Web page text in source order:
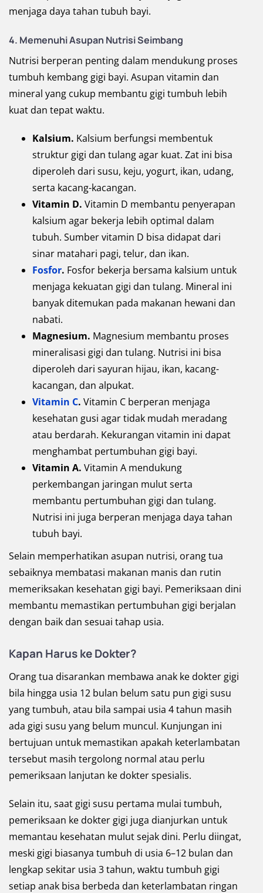
menjaga daya tahan tubuh bayi.
4. Memenuhi Asupan Nutrisi Seimbang
Nutrisi berperan penting dalam mendukung proses
tumbuh kembang gigi bayi. Asupan vitamin dan
mineral yang cukup membantu gigi tumbuh lebih
kuat dan tepat waktu.
Kalsium. Kalsium berfungsi membentuk
struktur gigi dan tulang agar kuat. Zat ini bisa
diperoleh dari susu, keju, yogurt, ikan, udang,
serta kacang-kacangan.
Vitamin D. Vitamin D membantu penyerapan
kalsium agar bekerja lebih optimal dalam
tubuh. Sumber vitamin D bisa didapat dari
sinar matahari pagi, telur, dan ikan.
Fosfor. Fosfor bekerja bersama kalsium untuk
menjaga kekuatan gigi dan tulang. Mineral ini
banyak ditemukan pada makanan hewani dan
nabati.
Magnesium. Magnesium membantu proses
mineralisasi gigi dan tulang. Nutrisi ini bisa
diperoleh dari sayuran hijau, ikan, kacang-
kacangan, dan alpukat.
Vitamin C. Vitamin C berperan menjaga
kesehatan gusi agar tidak mudah meradang
atau berdarah. Kekurangan vitamin ini dapat
menghambat pertumbuhan gigi bayi.
Vitamin A. Vitamin A mendukung
perkembangan jaringan mulut serta
membantu pertumbuhan gigi dan tulang.
Nutrisi ini juga berperan menjaga daya tahan
tubuh bayi.
Selain memperhatikan asupan nutrisi, orang tua
sebaiknya membatasi makanan manis dan rutin
memeriksakan kesehatan gigi bayi. Pemeriksaan dini
membantu memastikan pertumbuhan gigi berjalan
dengan baik dan sesuai tahap usia.
Kapan Harus ke Dokter?
Orang tua disarankan membawa anak ke dokter gigi
bila hingga usia 12 bulan belum satu pun gigi susu
yang tumbuh, atau bila sampai usia 4 tahun masih
ada gigi susu yang belum muncul. Kunjungan ini
bertujuan untuk memastikan apakah keterlambatan
tersebut masih tergolong normal atau perlu
pemeriksaan lanjutan ke dokter spesialis.
Selain itu, saat gigi susu pertama mulai tumbuh,
pemeriksaan ke dokter gigi juga dianjurkan untuk
memantau kesehatan mulut sejak dini. Perlu diingat,
meski gigi biasanya tumbuh di usia 6–12 bulan dan
lengkap sekitar usia 3 tahun, waktu tumbuh gigi
setiap anak bisa berbeda dan keterlambatan ringan